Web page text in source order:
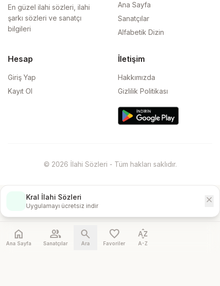
En güzel ilahi sözleri, ilahi
şarkı sözleri ve sanatçı
bilgileri
Ana Sayfa
Sanatçılar
Alfabetik Dizin
Hesap
Giriş Yap
Kayıt Ol
İletişim
Hakkımızda
Gizlilik Politikası
© 2026 İlahi Sözleri - Tüm hakları saklıdır.
Kral İlahi Sözleri
Uygulamayı ücretsiz indir
close
home
Ana Sayfa
people
Sanatçılar
search
Ara
favorite
Favoriler
sort_by_alpha
A-Z